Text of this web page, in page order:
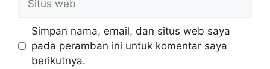
Simpan nama, email, dan situs web saya
pada peramban ini untuk komentar saya
berikutnya.